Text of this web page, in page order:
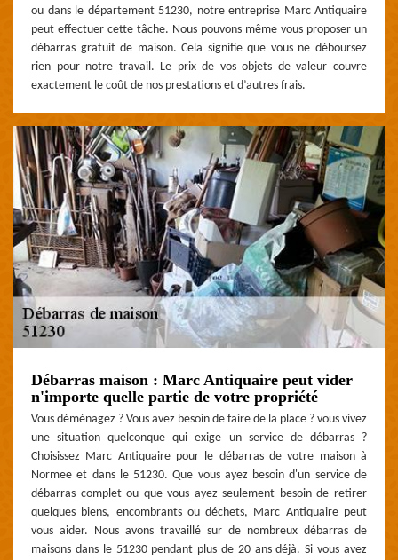
ou dans le département 51230, notre entreprise Marc Antiquaire
peut effectuer cette tâche. Nous pouvons même vous proposer un
débarras gratuit de maison. Cela signifie que vous ne déboursez
rien pour notre travail. Le prix de vos objets de valeur couvre
exactement le coût de nos prestations et d’autres frais.
Débarras maison : Marc Antiquaire peut vider
n'importe quelle partie de votre propriété
Vous déménagez ? Vous avez besoin de faire de la place ? vous vivez
une situation quelconque qui exige un service de débarras ?
Choisissez Marc Antiquaire pour le débarras de votre maison à
Normee et dans le 51230. Que vous ayez besoin d'un service de
débarras complet ou que vous ayez seulement besoin de retirer
quelques biens, encombrants ou déchets, Marc Antiquaire peut
vous aider. Nous avons travaillé sur de nombreux débarras de
maisons dans le 51230 pendant plus de 20 ans déjà. Si vous avez